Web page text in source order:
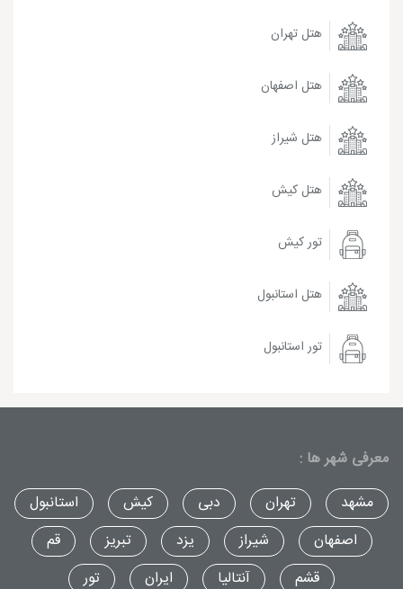
هتل تهران
هتل اصفهان
هتل شیراز
هتل کیش
تور کیش
هتل استانبول
تور استانبول
معرفی شهر ها :
مشهد
تهران دبی کیش
استانبول
اصفهان
شیراز یزد تبریز
قم
قشم
آنتالیا ایران تور